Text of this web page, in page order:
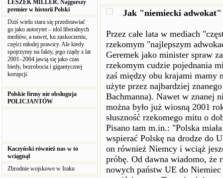
LESZEK MILLER. Najgorszy
premier w historii Polski
Dziś wielu stara się przedstawiać
go jako autorytet – idol liberalnych
mediów, a nawet, ku zaskoczeniu,
części młodej prawicy. Ale kiedy
spojrzymy na fakty, jego rządy z lat
2001–2004 jawią się jako czas
biedy, bezrobocia i gigantycznej
korupcji.
Polskie firmy nie obsługuja
POLICJANTÓW
Kaczyński również nas w to
wciągnął
Zbrodnie wojskowe w Iraku
Jak "niemiecki adwokat"
Przez całe lata w mediach
rzekomym "najlepszym
Geremek jako minister spraw
rzekomym cudzie pojednania
zaś między obu krajami mamy
użyte przez najbardziej
Bachmanna). Nawet w znanej
można było już wiosną 2001
słuszność rzekomego mitu o
Pisano tam m.in.: "Polska
wspierać Polskę na drodze do
on również Niemcy i wciąż
próbę. Od dawna wiadomo, że
nowych państw UE do